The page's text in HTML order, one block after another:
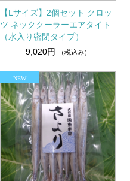
【Lサイズ】2個セット クロッ
ツ ネッククーラーエアタイト
（水入り密閉タイプ）
9,020円
（税込み）